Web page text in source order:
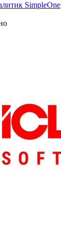
SimpleOne